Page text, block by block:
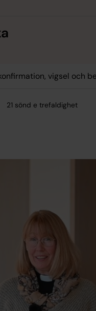
vigsel och
21 sönd e trefaldighet